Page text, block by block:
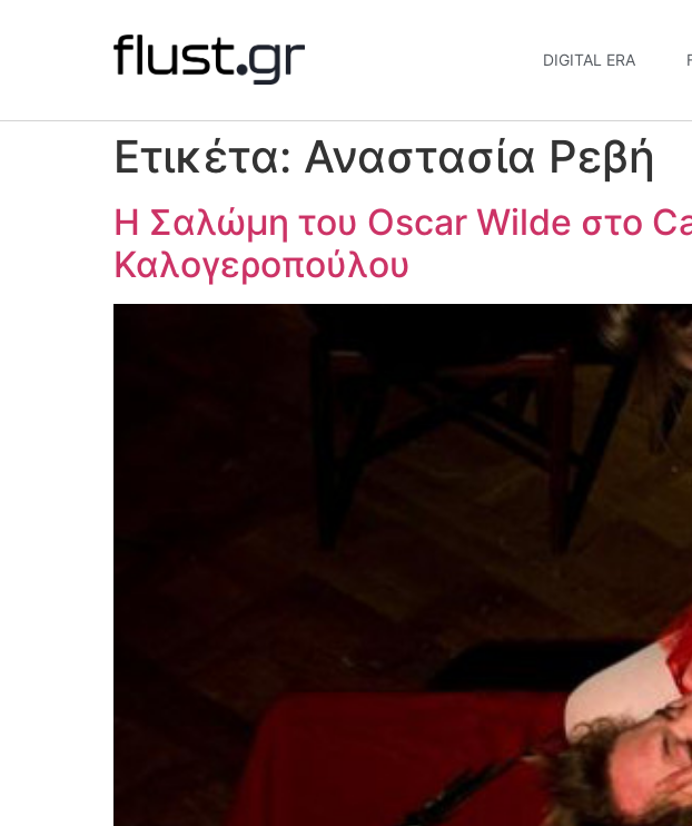
DIGITAL ERA
Ετικέτα: Αναστασία Ρεβή
H Σαλώμη του Oscar Wilde στο
Καλογεροπούλου